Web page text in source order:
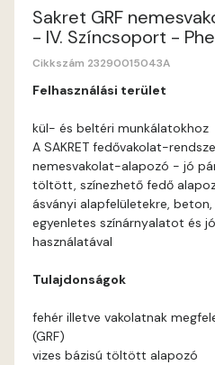
Cobalt
Corn A
Sakret GRF
- IV. Színcsoport -
Cikkszám 23290015043A
Felhasználási terület
kül- és beltéri munkálatokhoz
A SAKRET fedővakolat-
nemesvakolat-alapozó - jó
töltött, színezhető fedő
ásványi alapfelületekre,
egyenletes színárnyalatot és
használatával
Tulajdonságok
fehér illetve vakolatnak
(GRF)
vizes bázisú töltött alapozó